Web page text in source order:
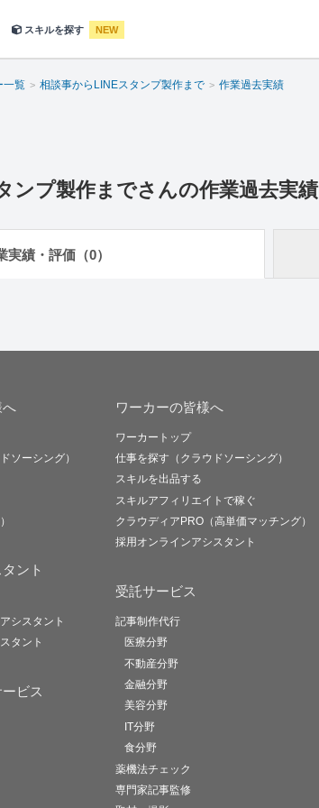
スキルを探す NEW
一覧 相談事からLINEスタンプ製作まで 作業過去実績
ンプ製作までさんの作業過去実績
実績・評価（0）
へ
ソーシング）
ント
シスタント
タント
ビス
ワーカーの皆様へ
ワーカートップ
仕事を探す（クラウドソーシング）
スキルを出品する
スキルアフィリエイトで稼ぐ
クラウディアPRO（高単価マッチング）
採用オンラインアシスタント
受託サービス
記事制作代行
医療分野
不動産分野
金融分野
美容分野
IT分野
食分野
薬機法チェック
専門家記事監修